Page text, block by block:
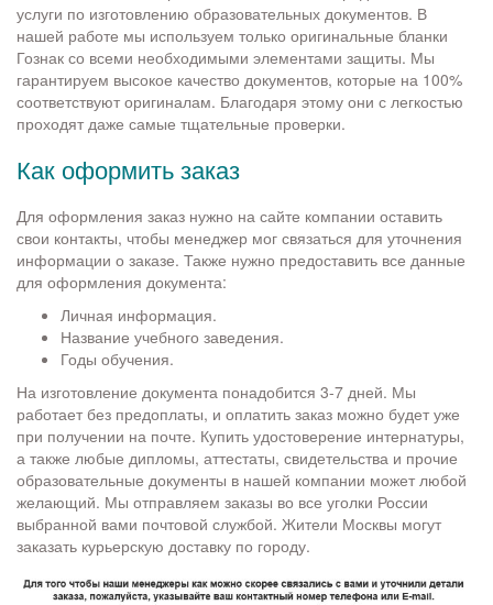
услуги по изготовлению образовательных документов. В
нашей работе мы используем только оригинальные бланки
Гознак со всеми необходимыми элементами защиты. Мы
гарантируем высокое качество документов, которые на 100%
соответствуют оригиналам. Благодаря этому они с легкостью
проходят даже самые тщательные проверки.
Как оформить заказ
Для оформления заказ нужно на сайте компании оставить
свои контакты, чтобы менеджер мог связаться для уточнения
информации о заказе. Также нужно предоставить все данные
для оформления документа:
Личная информация.
Название учебного заведения.
Годы обучения.
На изготовление документа понадобится 3-7 дней. Мы
работает без предоплаты, и оплатить заказ можно будет уже
при получении на почте. Купить удостоверение интернатуры,
а также любые дипломы, аттестаты, свидетельства и прочие
образовательные документы в нашей компании может любой
желающий. Мы отправляем заказы во все уголки России
выбранной вами почтовой службой. Жители Москвы могут
заказать курьерскую доставку по городу.